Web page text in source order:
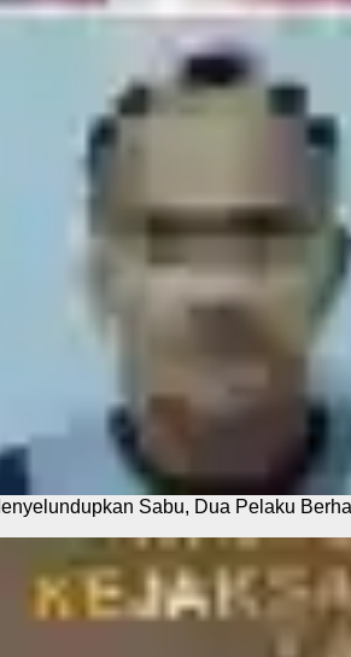
Sabu, Dua Pelaku